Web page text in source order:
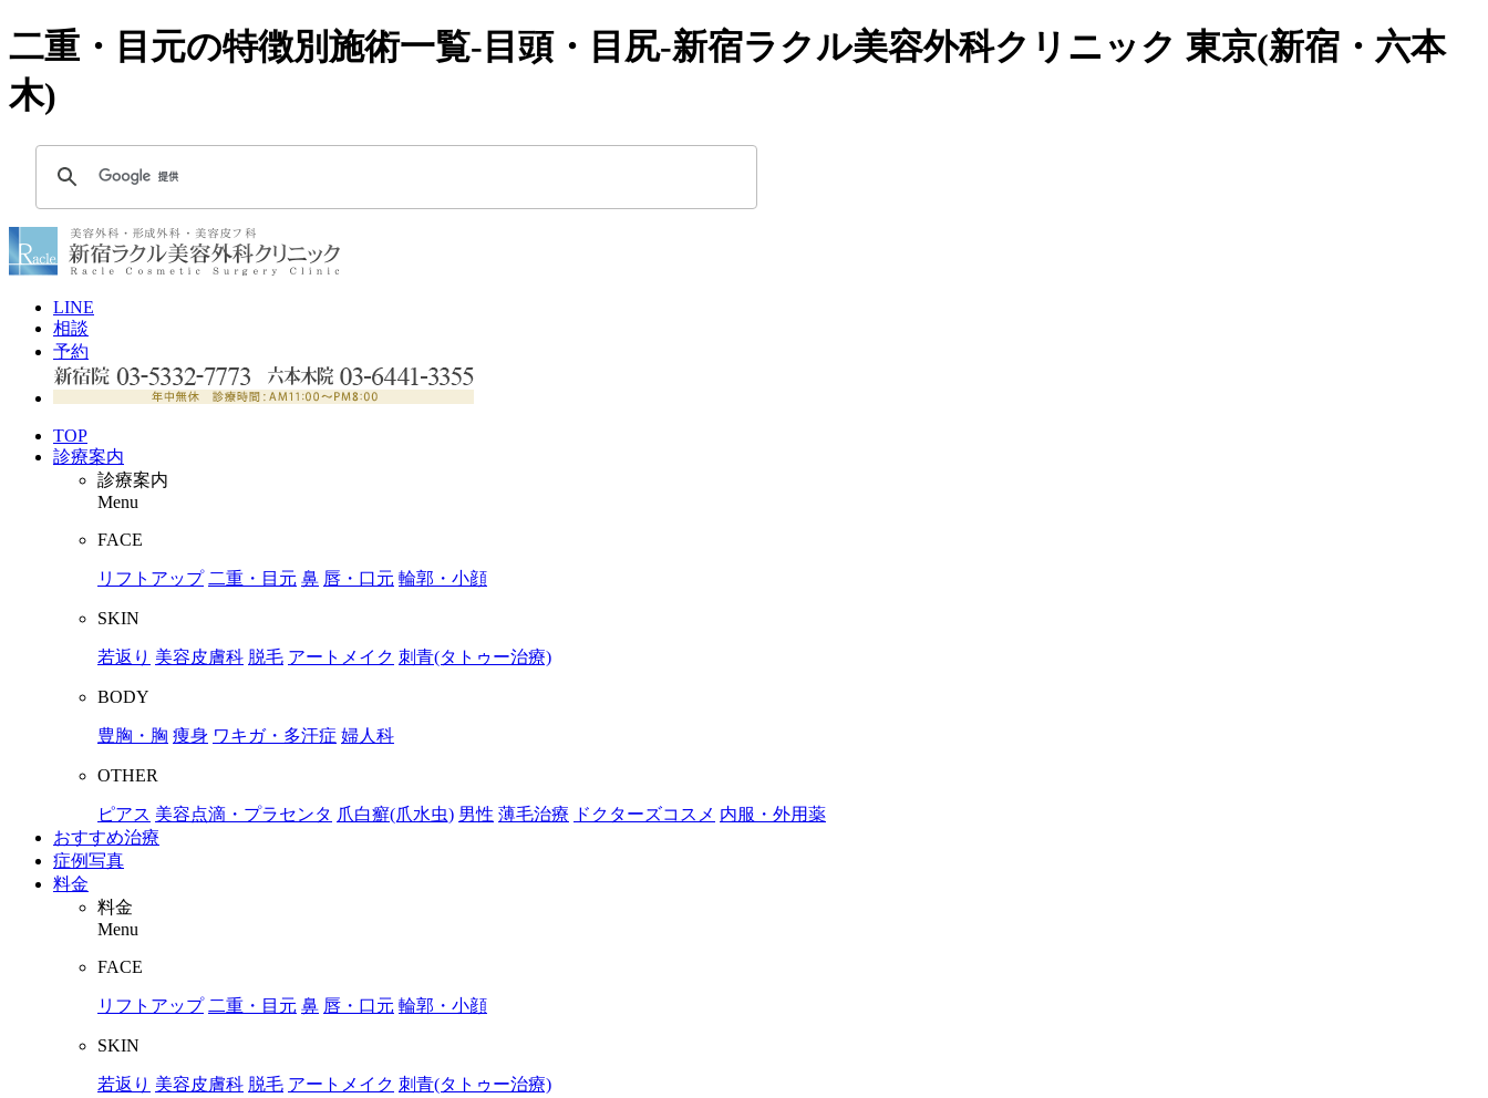
二重・目元の特徴別施術一覧-目頭・目尻-新宿ラクル美容外科クリニック 東京(新宿・六本
木)
LINE
相談
予約
TOP
診療案内
診療案内
Menu
FACE
リフトアップ 二重・目元 鼻 唇・口元 輪郭・小顔
SKIN
若返り 美容皮膚科 脱毛 アートメイク 刺青(タトゥー治療)
BODY
豊胸・胸 痩身 ワキガ・多汗症 婦人科
OTHER
ピアス 美容点滴・プラセンタ 爪白癬(爪水虫) 男性 薄毛治療 ドクターズコスメ 内服・外用薬
おすすめ治療
症例写真
料金
料金
Menu
FACE
リフトアップ 二重・目元 鼻 唇・口元 輪郭・小顔
SKIN
若返り 美容皮膚科 脱毛 アートメイク 刺青(タトゥー治療)